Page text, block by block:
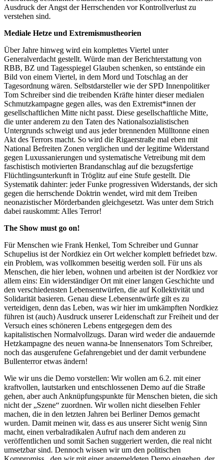
Ausdruck der Angst der Herrschenden vor Kontrollverlust zu
verstehen sind.
Mediale Hetze und Extremismustheorien
Über Jahre hinweg wird ein komplettes Viertel unter
Generalverdacht gestellt. Würde man der Berichterstattung von
RBB, BZ und Tagesspiegel Glauben schenken, so entstände ein
Bild von einem Viertel, in dem Mord und Totschlag an der
Tagesordnung wären. Selbstdarsteller wie der SPD Innenpolitiker
Tom Schreiber sind die treibenden Kräfte hinter dieser medialen
Schmutzkampagne gegen alles, was den Extremist*innen der
gesellschaftlichen Mitte nicht passt. Diese gesellschaftliche Mitte,
die unter anderem zu den Taten des Nationalsozialistischen
Untergrunds schweigt und aus jeder brennenden Mülltonne einen
Akt des Terrors macht. So wird die Rigaerstraße mal eben mit
National Befreiten Zonen verglichen und der legitime Widerstand
gegen Luxussanierungen und systematische Vetreibung mit dem
faschistisch motivierten Brandanschlag auf die bezugsfertige
Flüchtlingsunterkunft in Tröglitz auf eine Stufe gestellt. Die
Systematik dahinter: jeder Funke progressiven Widerstands, der sich
gegen die herrschende Doktrin wendet, wird mit dem Treiben
neonazistischer Mörderbanden gleichgesetzt. Was unter dem Strich
dabei rauskommt: Alles Terror!
The Show must go on!
Für Menschen wie Frank Henkel, Tom Schreiber und Gunnar
Schupelius ist der Nordkiez ein Ort welcher komplett befriedet bzw.
ein Problem, was vollkommen beseitig werden soll. Für uns als
Menschen, die hier leben, wohnen und arbeiten ist der Nordkiez vor
allem eins: Ein widerständiger Ort mit einer langen Geschichte und
den verschiedensten Lebensentwürfen, die auf Kollektivität und
Solidarität basieren. Genau diese Lebensentwürfe gilt es zu
verteidigen, denn das Leben, was wir hier im umkämpften Nordkiez
führen ist (auch) Ausdruck unserer Leidenschaft zur Freiheit und der
Versuch eines schöneren Lebens entgegegen dem des
kapitalistischen Normalvollzugs. Daran wird weder die andauernde
Hetzkampagne des neuen wanna-be Innensenators Tom Schreiber,
noch das ausgerufene Gefahrengebiet und der damit verbundene
Bullenterror etwas ändern!
Wie wir uns die Demo vorstellen: Wir wollen am 6.2. mit einer
kraftvollen, lautstarken und entschlossenen Demo auf die Straße
gehen, aber auch Anknüpfungspunkte für Menschen bieten, die sich
nicht der „Szene“ zuordnen. Wir wollen nicht dieselben Fehler
machen, die in den letzten Jahren bei Berliner Demos gemacht
wurden. Damit meinen wir, dass es aus unserer Sicht wenig Sinn
macht, einen verbalradikalen Aufruf nach dem anderen zu
veröffentlichen und somit Sachen suggeriert werden, die real nicht
umsetzbar sind. Dennoch wissen wir um den politischen